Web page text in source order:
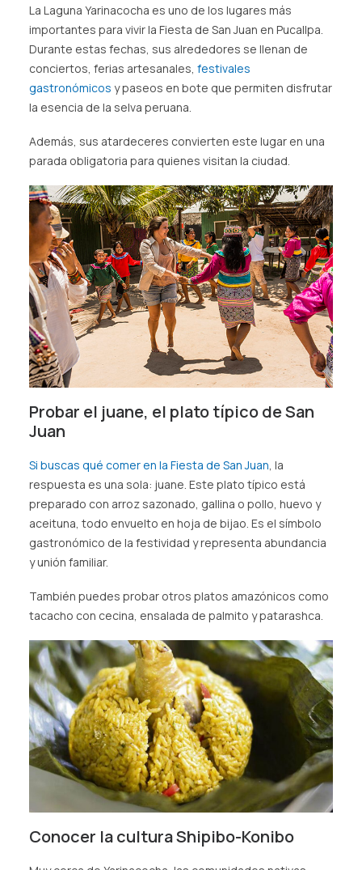
La Laguna Yarinacocha es uno de los lugares más
importantes para vivir la Fiesta de San Juan en Pucallpa.
Durante estas fechas, sus alrededores se llenan de
conciertos, ferias artesanales, festivales
gastronómicos y paseos en bote que permiten disfrutar
la esencia de la selva peruana.
Además, sus atardeceres convierten este lugar en una
parada obligatoria para quienes visitan la ciudad.
Probar el juane, el plato típico de San
Juan
Si buscas qué comer en la Fiesta de San Juan, la
respuesta es una sola: juane. Este plato típico está
preparado con arroz sazonado, gallina o pollo, huevo y
aceituna, todo envuelto en hoja de bijao. Es el símbolo
gastronómico de la festividad y representa abundancia
y unión familiar.
También puedes probar otros platos amazónicos como
tacacho con cecina, ensalada de palmito y patarashca.
Conocer la cultura Shipibo-Konibo